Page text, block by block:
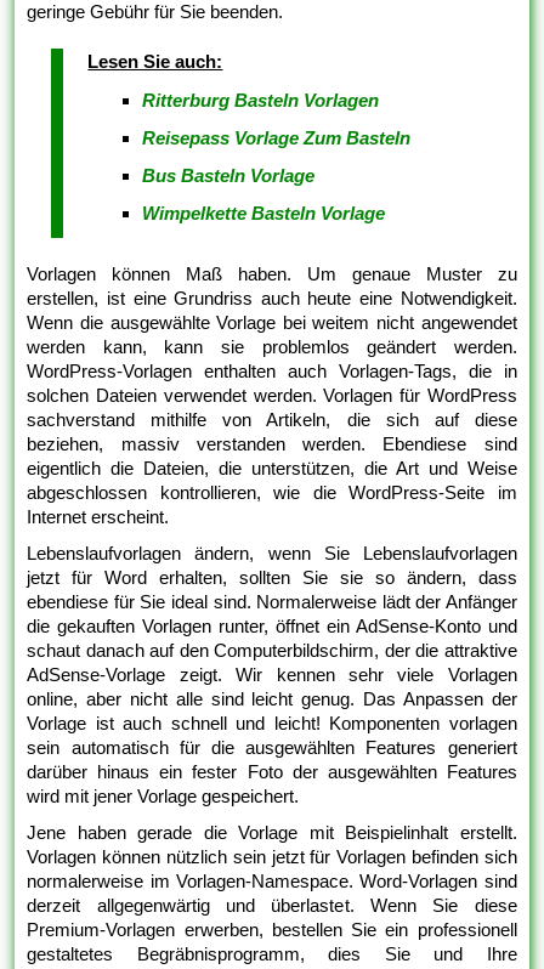
geringe Gebühr für Sie beenden.
Lesen Sie auch:
Ritterburg Basteln Vorlagen
Reisepass Vorlage Zum Basteln
Bus Basteln Vorlage
Wimpelkette Basteln Vorlage
Vorlagen können Maß haben. Um genaue Muster zu
erstellen, ist eine Grundriss auch heute eine Notwendigkeit.
Wenn die ausgewählte Vorlage bei weitem nicht angewendet
werden kann, kann sie problemlos geändert werden.
WordPress-Vorlagen enthalten auch Vorlagen-Tags, die in
solchen Dateien verwendet werden. Vorlagen für WordPress
sachverstand mithilfe von Artikeln, die sich auf diese
beziehen, massiv verstanden werden. Ebendiese sind
eigentlich die Dateien, die unterstützen, die Art und Weise
abgeschlossen kontrollieren, wie die WordPress-Seite im
Internet erscheint.
Lebenslaufvorlagen ändern, wenn Sie Lebenslaufvorlagen
jetzt für Word erhalten, sollten Sie sie so ändern, dass
ebendiese für Sie ideal sind. Normalerweise lädt der Anfänger
die gekauften Vorlagen runter, öffnet ein AdSense-Konto und
schaut danach auf den Computerbildschirm, der die attraktive
AdSense-Vorlage zeigt. Wir kennen sehr viele Vorlagen
online, aber nicht alle sind leicht genug. Das Anpassen der
Vorlage ist auch schnell und leicht! Komponenten vorlagen
sein automatisch für die ausgewählten Features generiert
darüber hinaus ein fester Foto der ausgewählten Features
wird mit jener Vorlage gespeichert.
Jene haben gerade die Vorlage mit Beispielinhalt erstellt.
Vorlagen können nützlich sein jetzt für Vorlagen befinden sich
normalerweise im Vorlagen-Namespace. Word-Vorlagen sind
derzeit allgegenwärtig und überlastet. Wenn Sie diese
Premium-Vorlagen erwerben, bestellen Sie ein professionell
gestaltetes Begräbnisprogramm, dies Sie und Ihre